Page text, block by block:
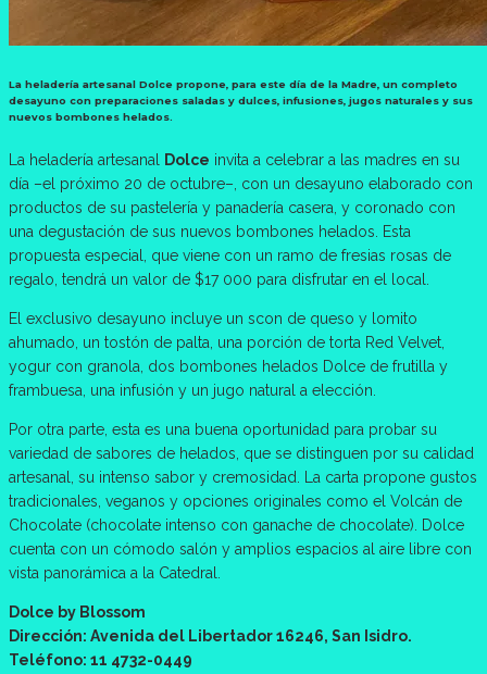
La heladería artesanal Dolce propone, para este día de la Madre, un completo
desayuno con preparaciones saladas y dulces, infusiones, jugos naturales y sus
nuevos bombones helados.
La heladería artesanal Dolce invita a celebrar a las madres en su
día –el próximo 20 de octubre–, con un desayuno elaborado con
productos de su pastelería y panadería casera, y coronado con
una degustación de sus nuevos bombones helados. Esta
propuesta especial, que viene con un ramo de fresias rosas de
regalo, tendrá un valor de $17 000 para disfrutar en el local.
El exclusivo desayuno incluye un scon de queso y lomito
ahumado, un tostón de palta, una porción de torta Red Velvet,
yogur con granola, dos bombones helados Dolce de frutilla y
frambuesa, una infusión y un jugo natural a elección.
Por otra parte, esta es una buena oportunidad para probar su
variedad de sabores de helados, que se distinguen por su calidad
artesanal, su intenso sabor y cremosidad. La carta propone gustos
tradicionales, veganos y opciones originales como el Volcán de
Chocolate (chocolate intenso con ganache de chocolate). Dolce
cuenta con un cómodo salón y amplios espacios al aire libre con
vista panorámica a la Catedral.
Dolce by Blossom
Dirección: Avenida del Libertador 16246, San Isidro.
Teléfono: 11 4732-0449